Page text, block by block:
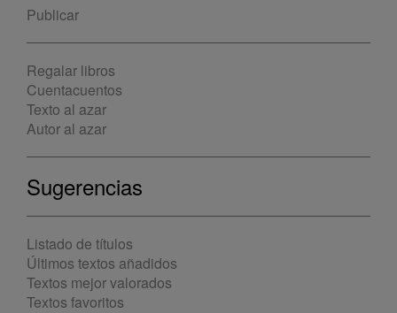
Publicar
Regalar libros
Cuentacuentos
Texto al azar
Autor al azar
Sugerencias
Listado de títulos
Últimos textos añadidos
Textos mejor valorados
Textos favoritos